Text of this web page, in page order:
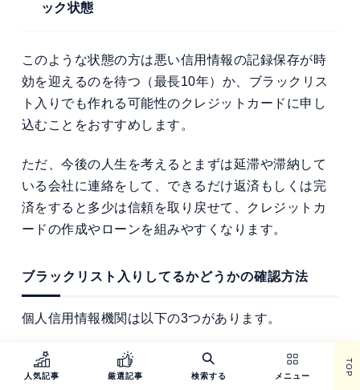
ック状態
このような状態の方は悪い信用情報の記録保存が時
効を迎えるのを待つ（最長10年）か、ブラックリス
ト入りでも作れる可能性のクレジットカードに申し
込むことをおすすめします。
ただ、今後の人生を考えるとまずは延滞や滞納して
いる会社に連絡をして、できるだけ返済もしくは完
済をすると多少は信頼を取り戻せて、クレジットカ
ードの作成やローンを組みやすくなります。
ブラックリスト入りしてるかどうかの確認方法
個人信用情報機関は以下の3つがあります。
CIC（株式会社シー・アイ・シー）：主にクレジットカ
人気記事 厳選記事 検索する メニュー TOP